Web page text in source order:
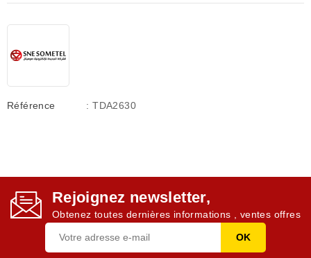
Référence : TDA2630
Rejoignez newsletter,
Obtenez toutes dernières informations , ventes offres